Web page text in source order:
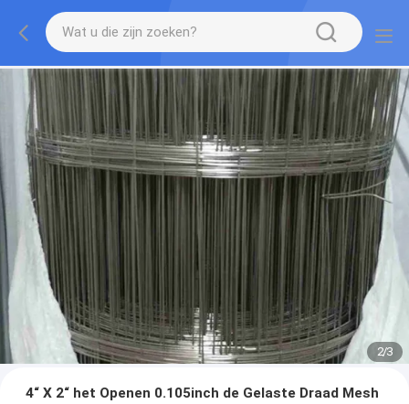
2/3
4“ X 2“ het Openen 0.105inch de Gelaste Draad Mesh